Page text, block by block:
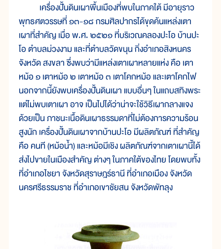
เครื่องปั้นดินเผาพื้นเมืองที่พบในภาคใต้ มีอายุราว
พุทธศตวรรษที่ ๑๓-๑๘ กรมศิลปากรได้ขุดค้นแหล่งเตา
เผาที่สำคัญ เมื่อ พ.ศ. ๒๕๒๑ ที่บริเวณคลองปะโอ บ้านปะ
โอ ตำบลม่วงงาม และที่ตำบลวัดขนุน กิ่งอำเภอสิงหนคร
จังหวัด สงขลา ซึ่งพบว่ามีแหล่งเตาเผาหลายแห่ง คือ เตา
หม้อ ๑ เตาหม้อ ๒ เตาหม้อ ๓ เตาโคกหม้อ และเตาโคกไฟ
นอกจากนี้ยังพบเครื่องปั้นดินเผา แบบอื่นๆ ในแถบสทิงพระ
แต่ไม่พบเตาเผา อาจ เป็นไปได้ว่าน่าจะใช้วิธีเผากลางแจง
ด้วยเป็น ภาชนะเนื้อดินเผาธรรมดาที่ไม่ต้องการความร้อน
สูงนัก เครื่องปั้นดินเผาจากบ้านปะโอ มีผลิตภัณฑ์ ที่สำคัญ
คือ คนที (หม้อน้ำ) และหม้อมีเชิง ผลิตภัณฑ์จากเตาเผานี้ได้
ส่งไปขายในเมืองสำคัญ ต่างๆ ในภาคใต้ของไทย โดยพบทั้ง
ที่อำเภอไชยา จังหวัดสุราษฎร์ธานี ที่อำเภอเมือง จังหวัด
นครศรีธรรมราช ที่อำเภอเขาชัยสน จังหวัดพัทลุง